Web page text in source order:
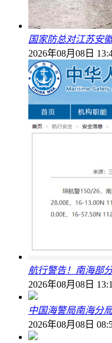
国家防总对江苏安
2026年08月08日
航行警告！南海部
2026年08月08日
中国海警局南海分
2026年08月08日